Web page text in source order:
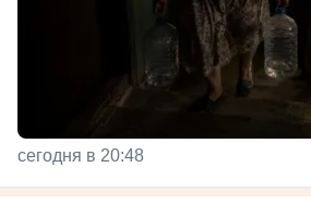
сегодня в 20:48